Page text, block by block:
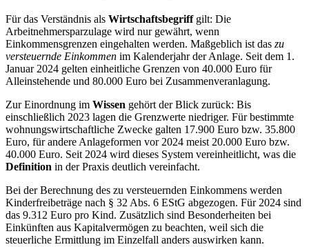
Für das Verständnis als Wirtschaftsbegriffgilt: Die
Arbeitnehmersparzulage wird nur gewährt, wenn
Einkommensgrenzen eingehalten werden. Maßgeblich ist das zu
versteuernde Einkommen im Kalenderjahr der Anlage. Seit dem 1.
Januar 2024 gelten einheitliche Grenzen von 40.000 Euro für
Alleinstehende und 80.000 Euro bei Zusammenveranlagung.
Zur Einordnung im Wissen gehört der Blick zurück: Bis
einschließlich 2023 lagen die Grenzwerte niedriger. Für bestimmte
wohnungswirtschaftliche Zwecke galten 17.900 Euro bzw. 35.800
Euro, für andere Anlageformen vor 2024 meist 20.000 Euro bzw.
40.000 Euro. Seit 2024 wird dieses System vereinheitlicht, was die
Definition in der Praxis deutlich vereinfacht.
Bei der Berechnung des zu versteuernden Einkommens werden
Kinderfreibeträge nach § 32 Abs. 6 EStG abgezogen. Für 2024 sind
das 9.312 Euro pro Kind. Zusätzlich sind Besonderheiten bei
Einkünften aus Kapitalvermögen zu beachten, weil sich die
steuerliche Ermittlung im Einzelfall anders auswirken kann.